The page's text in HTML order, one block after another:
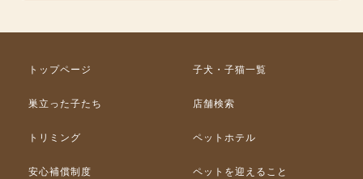
トップページ 子犬・子猫一覧
巣立った子たち 店舗検索
トリミング ペットホテル
安心補償制度 ペットを迎えること